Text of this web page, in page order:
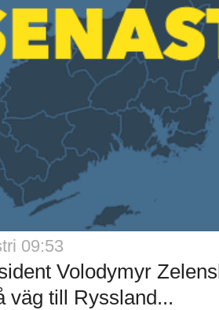
09:53
Volodymyr
väg till Ryssland...